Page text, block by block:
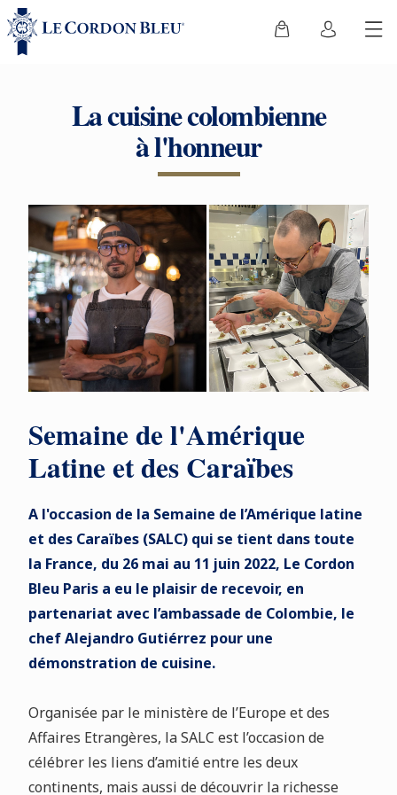
La cuisine colombienne
à l'honneur
Semaine de l'Amérique
Latine et des Caraïbes
A l'occasion de la Semaine de l’Amérique latine
et des Caraïbes (SALC) qui se tient dans toute
la France, du 26 mai au 11 juin 2022, Le Cordon
Bleu Paris a eu le plaisir de recevoir, en
partenariat avec l’ambassade de Colombie, le
chef Alejandro Gutiérrez pour une
démonstration de cuisine.
Organisée par le ministère de l’Europe et des
Affaires Etrangères, la SALC est l’occasion de
célébrer les liens d’amitié entre les deux
continents, mais aussi de découvrir la richesse